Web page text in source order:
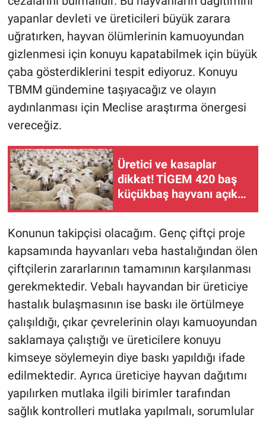
yapanlar devleti ve üreticileri büyük zarara
uğratırken, hayvan ölümlerinin kamuoyundan
gizlenmesi için konuyu kapatabilmek için büyük
çaba gösterdiklerini tespit ediyoruz. Konuyu
TBMM gündemine taşıyacağız ve olayın
aydınlanması için Meclise araştırma önergesi
vereceğiz.
Üretici ve kasaplar
dikkat! TİGEM 420 baş
küçükbaş hayvanı açık
artırmayla satacak
Konunun takipçisi olacağım. Genç çiftçi proje
kapsamında hayvanları veba hastalığından ölen
çiftçilerin zararlarının tamamının karşılanması
gerekmektedir. Vebalı hayvandan bir üreticiye
hastalık bulaşmasının ise baskı ile örtülmeye
çalışıldığı, çıkar çevrelerinin olayı kamuoyundan
saklamaya çalıştığı ve üreticilere konuyu
kimseye söylemeyin diye baskı yapıldığı ifade
edilmektedir. Ayrıca üreticiye hayvan dağıtımı
yapılırken mutlaka ilgili birimler tarafından
sağlık kontrolleri mutlaka yapılmalı, sorumlular